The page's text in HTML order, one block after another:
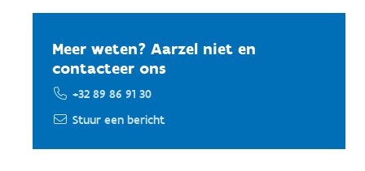
Meer weten? Aarzel niet en
contacteer ons
+32 89 86 91 30
Stuur een bericht